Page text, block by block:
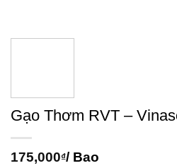
Gạo Thơm RVT –
175,000₫/ Bao